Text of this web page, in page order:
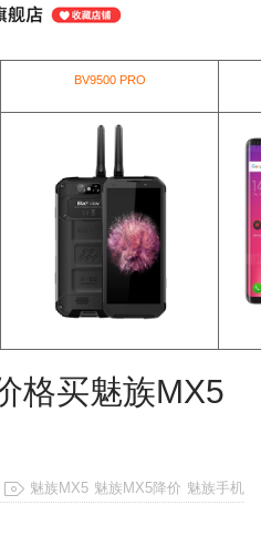
vernee
BV9500 PRO
格买魅族MX5
魅族MX5 魅族MX5降价 魅族手机